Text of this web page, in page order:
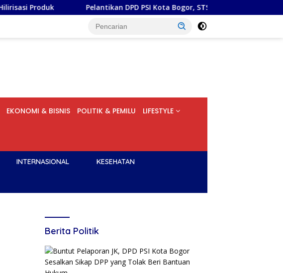
Pelantikan DPD PSI Kota Bogor, STS: Yang Dibutuhkan Bukan
EKONOMI & BISNIS POLITIK & PEMILU LIFESTYLE
INTERNASIONAL KESEHATAN
Berita Politik